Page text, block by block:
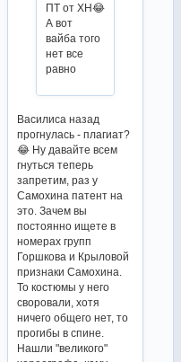
ПТ от ХН😂
А вот
вайба того
нет все
равно
Василиса назад
прогнулась - плагиат?
😂 Ну давайте всем
гнуться теперь
запретим, раз у
Самохина патент на
это. Зачем вы
постоянно ищете в
номерах групп
Горшкова и Крыловой
признаки Самохина.
То костюмы у него
своровали, хотя
ничего общего нет, то
прогибы в спине.
Нашли "великого"